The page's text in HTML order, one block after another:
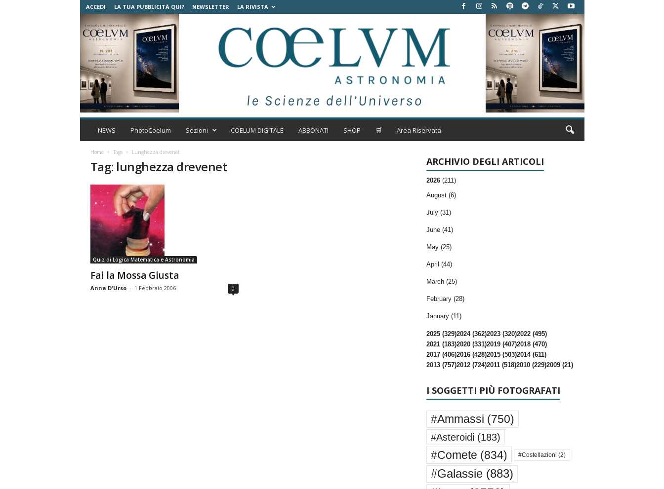
ACCEDI LA TUA PUBBLICITÀ QUI? NEWSLETTER LA RIVISTA
C
m
i
a
NEWS PhotoCoelum Sezioni COELUM DIGITALE ABBONATI SHOP 🛒 Area Riservata
Home Tags Lunghezza drevenet
Tag: lunghezza drevenet
Quiz di Logica Matematica e Astronomia
Fai la Mossa Giusta
Anna D'Urso - 1 Febbraio 2006 0
ARCHIVIO DEGLI ARTICOLI
2026 (211)
August (6)
July (31)
June (41)
May (25)
April (44)
March (25)
February (28)
January (11)
2025 (329)2024 (362)2023 (320)2022 (495)
2021 (183)2020 (331)2019 (407)2018 (470)
2017 (406)2016 (428)2015 (503)2014 (611)
2013 (757)2012 (724)2011 (518)2010 (229)2009 (21)
I SOGGETTI PIÙ FOTOGRAFATI
#Ammassi (750)
#Asteroidi (183)
#Comete (834) #Costellazioni (2)
#Galassie(883)